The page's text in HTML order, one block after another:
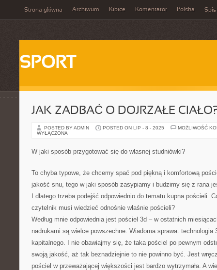
Strona główna Archiwum Kibice Komentator Polska Spis
SPORT
JAK ZADBAĆ O DOJRZAŁE
POSTED BY ADMIN POSTED ON LIP - 8 - 2025
MOŻLIWOŚĆ
WYŁĄCZONA
W jaki sposób przygotować się do własnej studniówki?
To chyba typowe, że chcemy spać pod piękną i komfortową
jakość snu, tego w jaki sposób zasypiamy i budzimy się z rana
I dlatego trzeba podejść odpowiednio do tematu kupna pościeli.
czytelnik musi wiedzieć odnośnie właśnie pościeli?
Według mnie odpowiednia jest pościel 3d – w ostatnich
nadrukami są wielce powszechne. Wiadoma sprawa: technologia
kapitalnego. I nie obawiajmy się, że taka pościel po pewnym
swoją jakość, aż tak beznadziejnie to nie powinno być. Jest
pościel w przeważającej większości jest bardzo wytrzymała. A